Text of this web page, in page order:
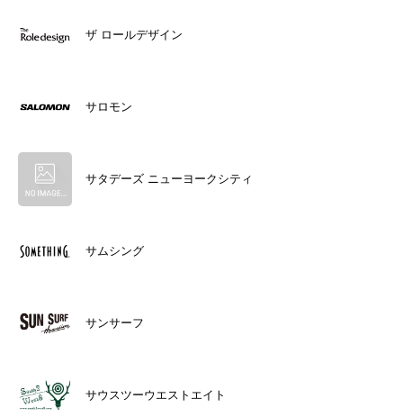
ザ ロールデザイン
サロモン
サタデーズ ニューヨークシティ
サムシング
サンサーフ
サウスツーウエストエイト